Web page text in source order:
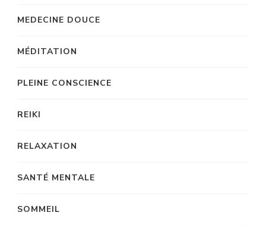
MEDECINE DOUCE
MÉDITATION
PLEINE CONSCIENCE
REIKI
RELAXATION
SANTÉ MENTALE
SOMMEIL